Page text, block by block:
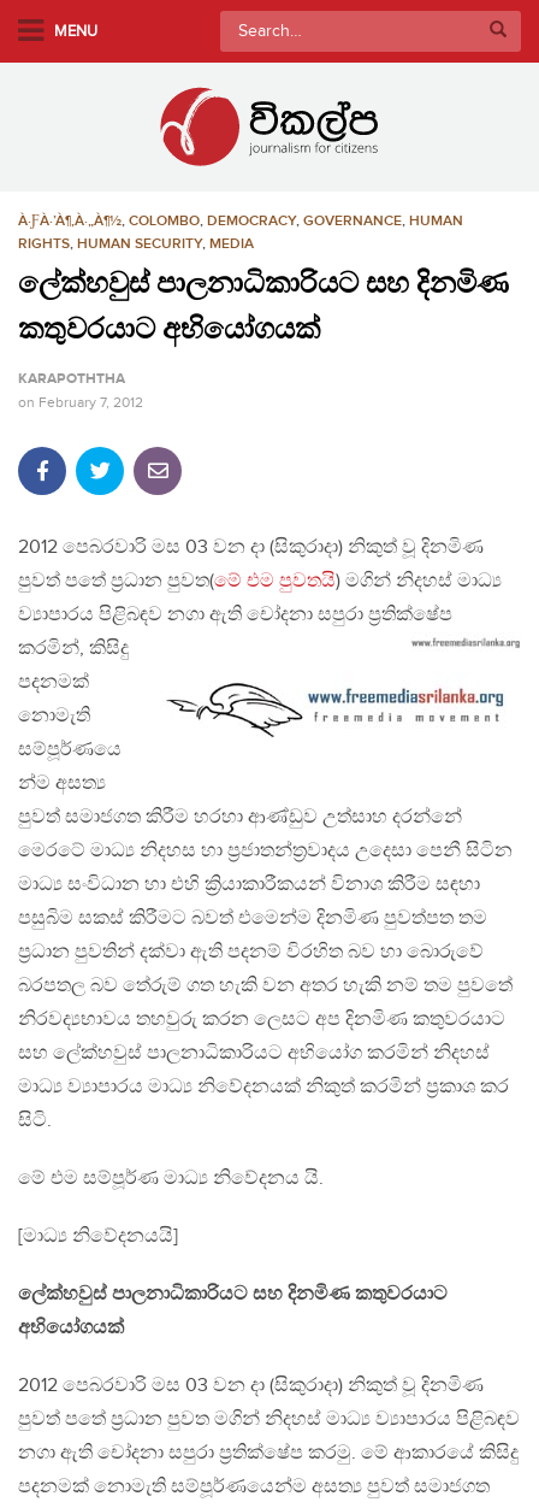
MENU
Search
for:
À·ƑÀ·’À¶‚À·„À¶½, COLOMBO, DEMOCRACY, GOVERNANCE, HUMAN
RIGHTS, HUMAN SECURITY, MEDIA
ලේක්හවුස් පාලනාධිකාරියට සහ දිනමිණ
කතුවරයාට අභියෝගයක්
KARAPOTHTHA
on February 7, 2012
2012 පෙබරවාරි මස 03 වන දා (සිකුරාදා) නිකුත් වූ දිනමිණ
පුවත් පතේ ප්‍රධාන පුවත(මේ එම පුවතයි) මගින් නිදහස් මාධ්‍ය
ව්‍යාපාරය පිළිබඳව නගා ඇති චෝදනා සපුරා ප්‍රතික්ෂේප
කරමින්, කිසිදු
පදනමක්
නොමැති
සම්පූර්ණයෙ
න්ම අසත්‍ය
පුවත් සමාජගත කිරීම හරහා ආණ්ඩුව උත්සාහ දරන්නේ
මෙරටේ මාධ්‍ය නිදහස හා ප්‍රජාතන්ත්‍රවාදය උදෙසා පෙනී සිටින
මාධ්‍ය සංවිධාන හා එහි ක්‍රියාකාරීකයන් විනාශ කිරීම සඳහා
පසුබිම සකස් කිරීමට බවත් එමෙන්ම දිනමිණ පුවත්පත තම
ප්‍රධාන පුවතින් දක්වා ඇති පදනම් විරහිත බව හා බොරුවේ
බරපතල බව තේරුම් ගත හැකි වන අතර හැකි නම් තම පුවතේ
නිරවද්‍යභාවය තහවුරු කරන ලෙසට අප දිනමිණ කතුවරයාට
සහ ලේක්හවුස් පාලනාධිකාරියට අභියෝග කරමින් නිදහස්
මාධ්‍ය ව්‍යාපාරය මාධ්‍ය නිවේදනයක් නිකුත් කරමින් ප්‍රකාශ කර
සිටි.
මේ එම සම්පූර්ණ මාධ්‍ය නිවේදනය යි.
[මාධ්‍ය නිවේදනයයි]
ලේක්හවුස් පාලනාධිකාරියට සහ දිනමිණ කතුවරයාට
අභියෝගයක්
2012 පෙබරවාරි මස 03 වන දා (සිකුරාදා) නිකුත් වූ දිනමිණ
පුවත් පතේ ප්‍රධාන පුවත මගින් නිදහස් මාධ්‍ය ව්‍යාපාරය පිළිබඳව
නගා ඇති චෝදනා සපුරා ප්‍රතික්ෂේප කරමු. මේ ආකාරයේ කිසිදු
පදනමක් නොමැති සම්පූර්ණයෙන්ම අසත්‍ය පුවත් සමාජගත